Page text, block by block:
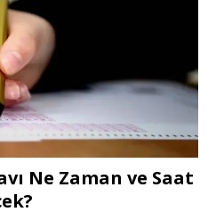
Ne Zaman ve Saat